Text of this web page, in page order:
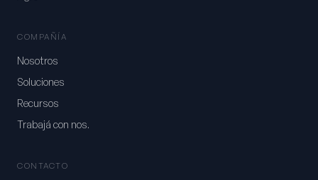
COMPAÑÍA
Nosotros
Soluciones
Recursos
Trabajá con nos.
CONTACTO